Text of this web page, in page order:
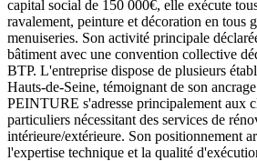
capital social de 150 000€, elle exécute
ravalement, peinture et décoration en tous
menuiseries. Son activité principale
bâtiment avec une convention collective
BTP. L'entreprise dispose de plusieurs
Hauts-de-Seine, témoignant de son
PEINTURE s'adresse principalement aux
particuliers nécessitant des services de
intérieure/extérieure. Son positionnement
l'expertise technique et la qualité